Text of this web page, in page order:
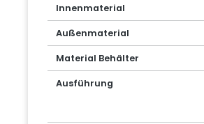
Innenmaterial
Außenmaterial
Material Behälter
Ausführung